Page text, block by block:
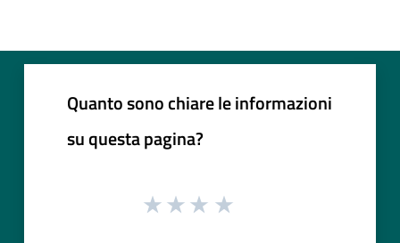
Quanto sono chiare le informazioni
su questa pagina?